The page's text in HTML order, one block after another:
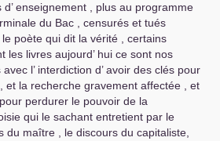
d’ enseignement , plus au programme
du Bac , censurés et tués
poète qui dit la vérité , certains
les livres aujourd’ hui ce sont nos
l’ interdiction d’ avoir des clés pour
et la recherche gravement affectée , et
perdurer le pouvoir de la
qui le sachant entretient par le
du maître , le discours du capitaliste,